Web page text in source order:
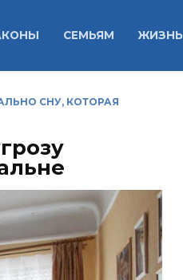
СЕМЬЯМ ЖИЗНЬ
СНУ, КОТОРАЯ